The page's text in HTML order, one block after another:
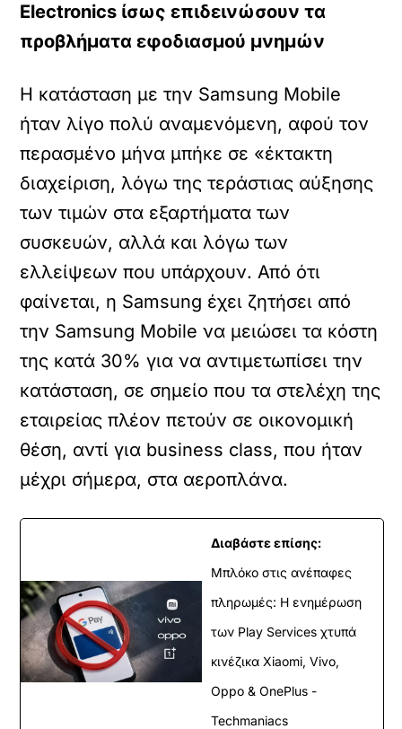
Electronics ίσως επιδεινώσουν τα
προβλήματα εφοδιασμού μνημών
Η κατάσταση με την Samsung Mobile
ήταν λίγο πολύ αναμενόμενη, αφού τον
περασμένο μήνα μπήκε σε «έκτακτη
διαχείριση, λόγω της τεράστιας αύξησης
των τιμών στα εξαρτήματα των
συσκευών, αλλά και λόγω των
ελλείψεων που υπάρχουν. Από ότι
φαίνεται, η Samsung έχει ζητήσει από
την Samsung Mobile να μειώσει τα κόστη
της κατά 30% για να αντιμετωπίσει την
κατάσταση, σε σημείο που τα στελέχη της
εταιρείας πλέον πετούν σε οικονομική
θέση, αντί για business class, που ήταν
μέχρι σήμερα, στα αεροπλάνα.
Διαβάστε επίσης:
Μπλόκο στις ανέπαφες
πληρωμές: Η ενημέρωση
των Play Services χτυπά
κινέζικα Xiaomi, Vivo,
Oppo & OnePlus -
Techmaniacs